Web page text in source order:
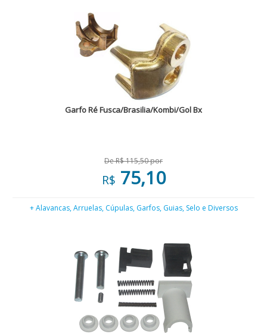
Garfo Ré Fusca/Brasilia/Kombi/Gol Bx
De R$ 115,50 por
R$ 75,10
+ Alavancas, Arruelas, Cúpulas, Garfos, Guias, Selo e Diversos